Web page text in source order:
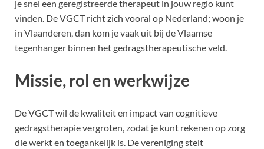
je snel een geregistreerde therapeut in jouw regio kunt
vinden. De VGCT richt zich vooral op Nederland; woon je
in Vlaanderen, dan kom je vaak uit bij de Vlaamse
tegenhanger binnen het gedragstherapeutische veld.
Missie, rol en werkwijze
De VGCT wil de kwaliteit en impact van cognitieve
gedragstherapie vergroten, zodat je kunt rekenen op zorg
die werkt en toegankelijk is. De vereniging stelt